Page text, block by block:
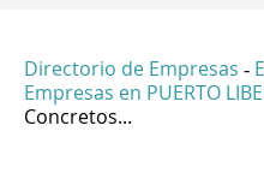
Directorio de Empresas -
Empresas en PUERTO
Concretos...